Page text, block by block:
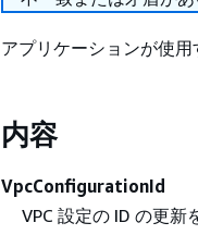
アプリケーションが使用
内容
VpcConfigurationId
VPC 設定の ID の更新